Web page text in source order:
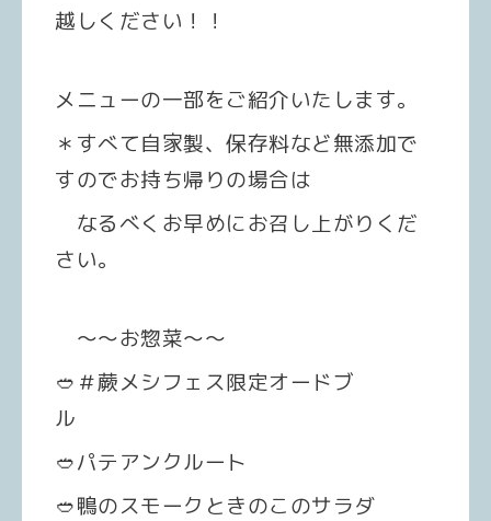
越しください！！
メニューの一部をご紹介いたします。
＊すべて自家製、保存料など無添加で
すのでお持ち帰りの場合は
なるべくお早めにお召し上がりくだ
さい。
～～お惣菜～～
🥙＃蕨メシフェス限定オードブ
ル
🥙パテアンクルート
🥙鴨のスモークときのこのサラダ